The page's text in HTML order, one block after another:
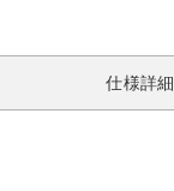
仕様詳細